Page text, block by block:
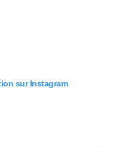
sur Instagram